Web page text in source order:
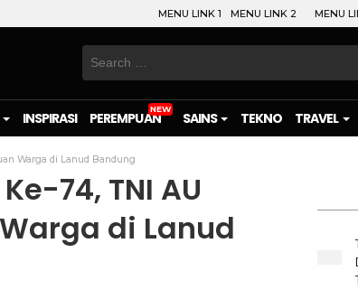
MENU LINK 1 MENU LINK 2 MENU
Search
INSPIRASI PEREMPUAN SAINS TEKNO TRAVEL
Warga di Lanud Bandung
74, TNI AU
di Lanud